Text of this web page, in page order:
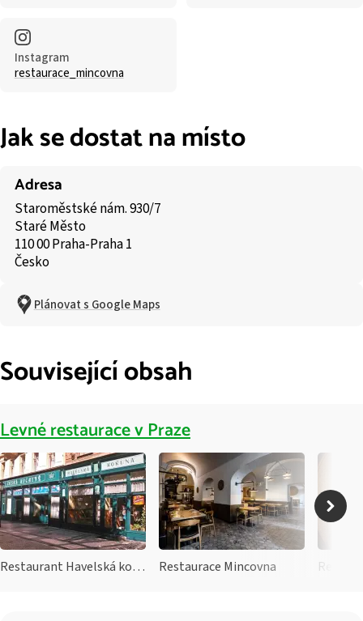
Instagram
restaurace_mincovna
Jak se dostat na místo
Adresa
Staroměstské nám. 930/7
Staré Město
110 00 Praha-Praha 1
Česko
Plánovat s Google Maps
Související obsah
Levné restaurace v Praze
Restaurant Havelská koruna Restaurace Mincovna